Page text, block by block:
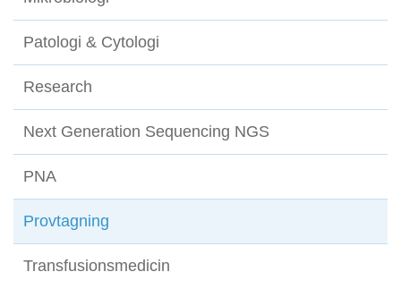
Patologi & Cytologi
Research
Next Generation Sequencing NGS
PNA
Provtagning
Transfusionsmedicin